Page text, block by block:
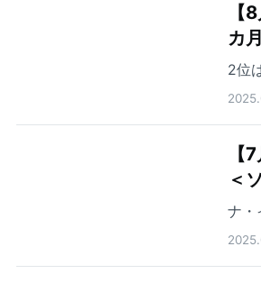
【
カ
2位
【
＜
ナ・